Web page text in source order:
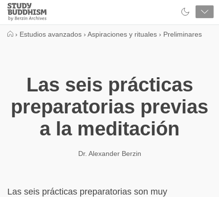
Close
Study
Buddhism
› Estudios avanzados › Aspiraciones y rituales › Preliminares
Las seis prácticas
preparatorias previas
a la meditación
Dr. Alexander Berzin
Las seis prácticas preparatorias son muy